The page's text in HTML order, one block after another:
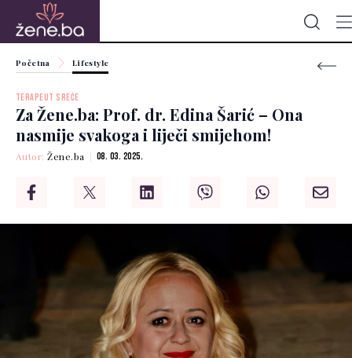
Početna Lifestyle
TERAPEUT SREĆE
Za Žene.ba: Prof. dr. Edina Šarić – Ona
nasmije svakoga i liječi smijehom!
Autor:Žene.ba 08. 03. 2025.